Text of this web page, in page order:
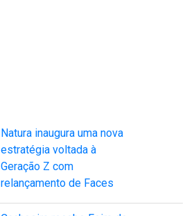
Natura inaugura uma nova
estratégia voltada à
Geração Z com
relançamento de Faces